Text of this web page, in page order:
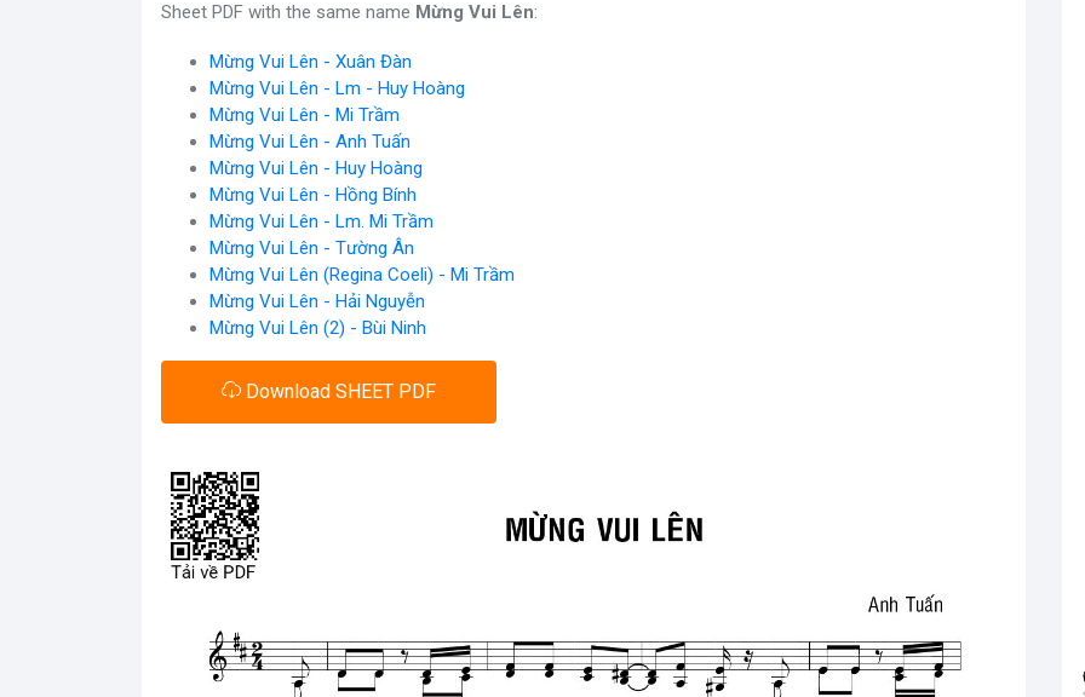
Sheet PDF with the same name Mừng Vui Lên:
Mừng Vui Lên - Xuân Đàn
Mừng Vui Lên - Lm - Huy Hoàng
Mừng Vui Lên - Mi Trầm
Mừng Vui Lên - Anh Tuấn
Mừng Vui Lên - Huy Hoàng
Mừng Vui Lên - Hồng Bính
Mừng Vui Lên - Lm. Mi Trầm
Mừng Vui Lên - Tường Ân
Mừng Vui Lên (Regina Coeli) - Mi Trầm
Mừng Vui Lên - Hải Nguyễn
Mừng Vui Lên (2) - Bùi Ninh
Download SHEET PDF